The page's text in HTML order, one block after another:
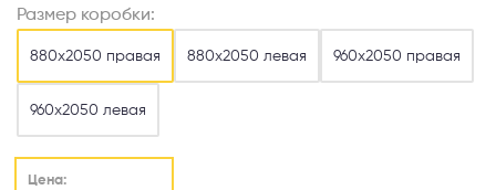
Размер коробки:
880х2050 правая 880х2050 левая 960х2050 правая
960х2050 левая
Цена: